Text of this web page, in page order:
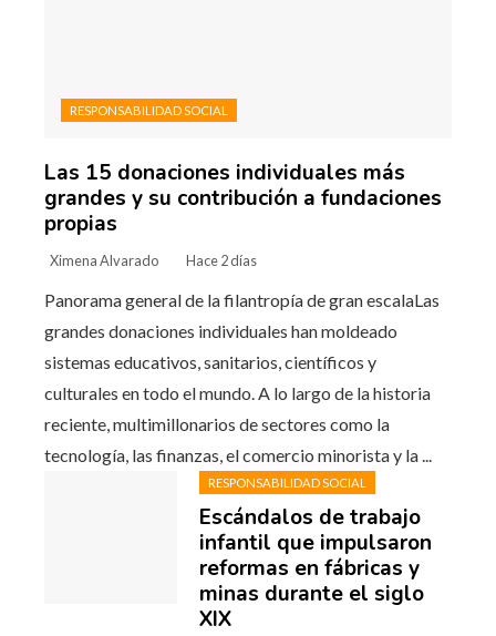
RESPONSABILIDAD SOCIAL
Las 15 donaciones individuales más
grandes y su contribución a fundaciones
propias
Ximena Alvarado Hace 2 días
Panorama general de la filantropía de gran escalaLas
grandes donaciones individuales han moldeado
sistemas educativos, sanitarios, científicos y
culturales en todo el mundo. A lo largo de la historia
reciente, multimillonarios de sectores como la
tecnología, las finanzas, el comercio minorista y la ...
RESPONSABILIDAD SOCIAL
Escándalos de trabajo
infantil que impulsaron
reformas en fábricas y
minas durante el siglo
XIX